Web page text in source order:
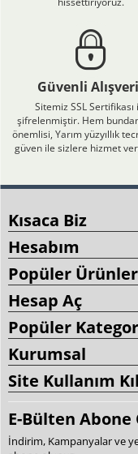
Güvenli
Sitemiz SSL Sertifikası
şifrelenmiştir. Hem
önemlisi, Yarım yüzyıllık
güven ile sizlere hizmet
Kısaca Biz
Hesabım
Popüler Ürünler
Hesap Aç
Popüler
Kurumsal
Site Kullanım
E-Bülten Abone
İndirim, Kampanyalar ve